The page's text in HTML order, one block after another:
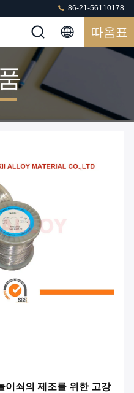
86-21-56110178
따옴표
이쇠의 제조를 위한 고강